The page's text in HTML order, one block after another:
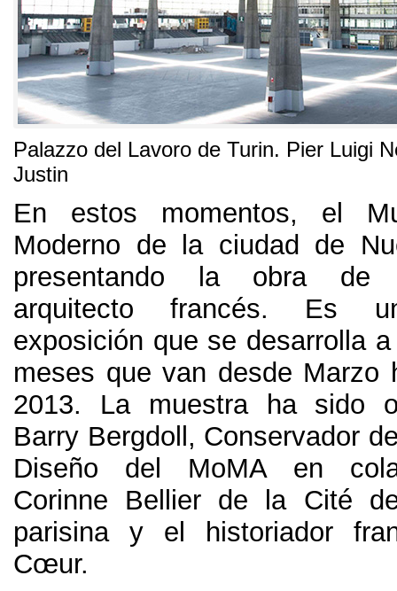
Palazzo del Lavoro de Turin. Pier Luigi
Justin
En estos momentos, el
Moderno de la ciudad de
presentando la obra de
arquitecto francés. Es
exposición que se desarrolla
meses que van desde Marzo
2013. La muestra ha sido
Barry Bergdoll , Conservador
Diseño del MoMA en
Corinne Bellier de la Cité de
parisina y el historiador
Cœur.